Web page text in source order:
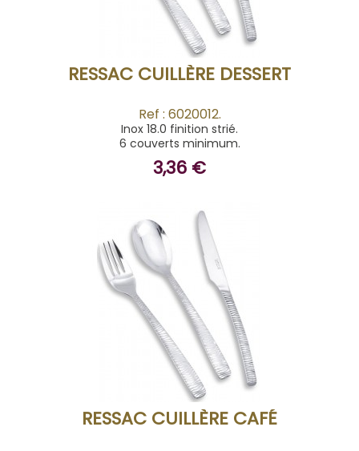
RESSAC CUILLÈRE DESSERT
Ref : 6020012.
Inox 18.0 finition strié.
6 couverts minimum.
3,36 €
ACHETER
RESSAC CUILLÈRE CAFÉ